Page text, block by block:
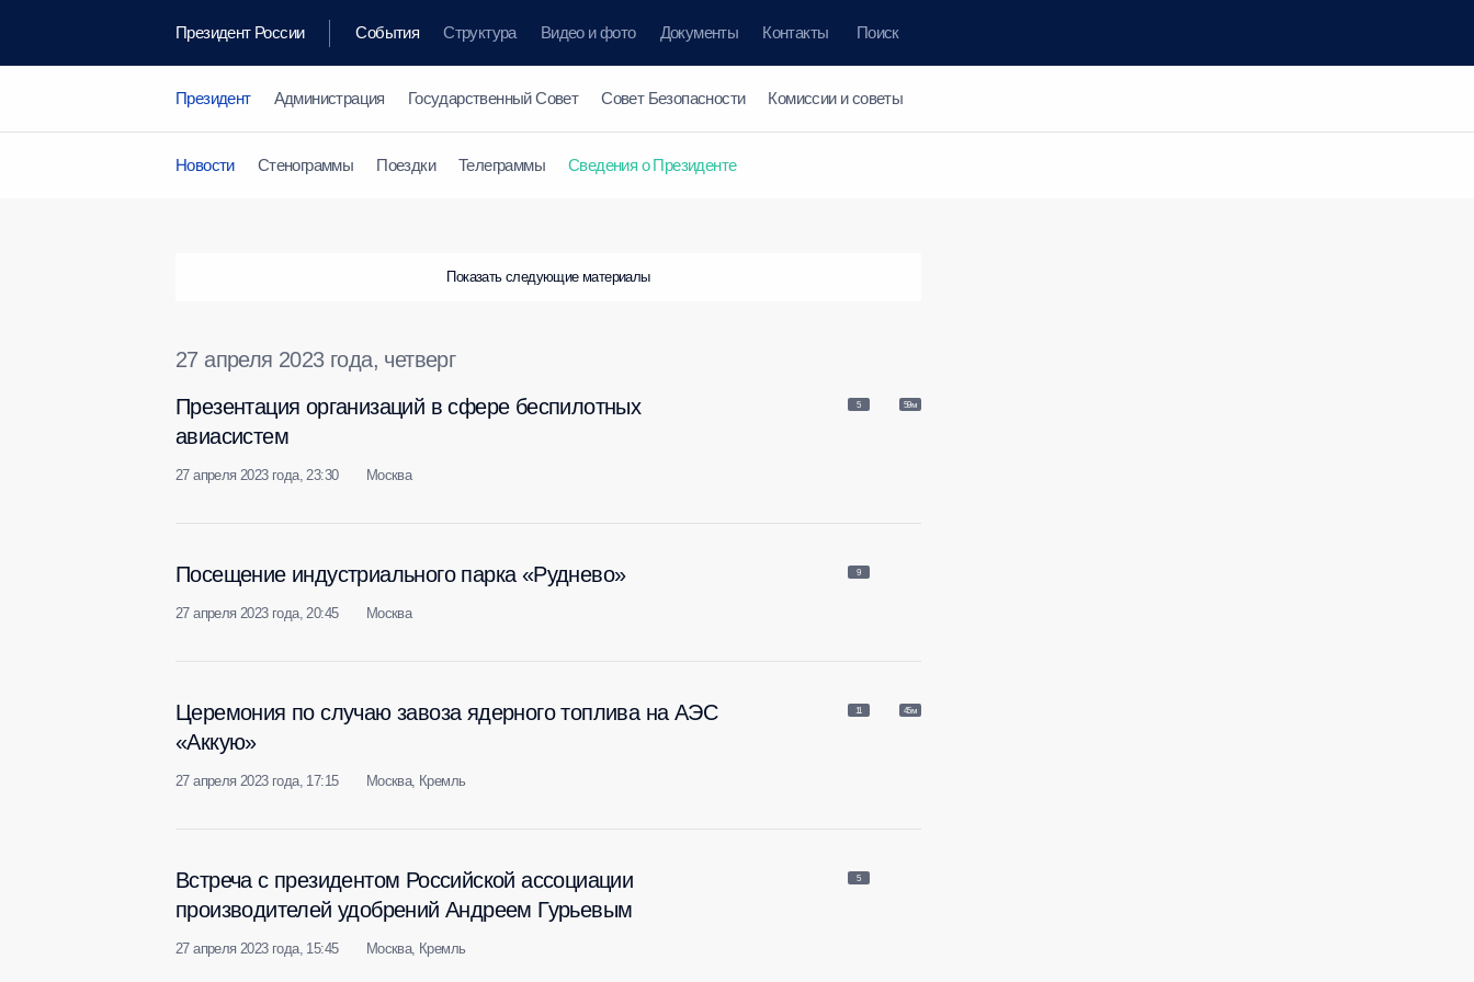
Президент России События Структура Видео и фото Документы Контакты Поиск
Президент Администрация Государственный Совет Совет Безопасности Комиссии и советы
Новости Стенограммы Поездки Телеграммы Сведения о Президенте
Показать следующие материалы
27 апреля 2023 года, четверг
Презентация организаций в сфере беспилотных
авиасистем
27 апреля 2023 года, 23:30 Москва
5 59м
Посещение индустриального парка «Руднево»
27 апреля 2023 года, 20:45 Москва
9
Церемония по случаю завоза ядерного топлива на АЭС
«Аккую»
27 апреля 2023 года, 17:15 Москва, Кремль
11 45м
Встреча с президентом Российской ассоциации
производителей удобрений Андреем Гурьевым
27 апреля 2023 года, 15:45 Москва, Кремль
5